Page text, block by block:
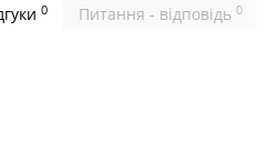
0 Питання - відповідь 0